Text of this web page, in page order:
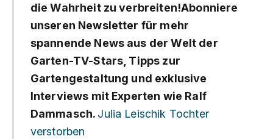
die Wahrheit zu verbreiten!Abonniere
unseren Newsletter für mehr
spannende News aus der Welt der
Garten-TV-Stars, Tipps zur
Gartengestaltung und exklusive
Interviews mit Experten wie Ralf
Dammasch. Julia Leischik Tochter
verstorben